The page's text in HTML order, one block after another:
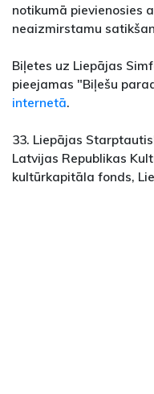
notikumā pievienosies
neaizmirstamu
Biļetes uz Liepājas
pieejamas "Biļešu
internetā.
33. Liepājas
Latvijas Republikas
kultūrkapitāla fonds,